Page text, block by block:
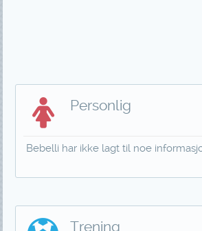
Personlig
Bebelli har ikke lagt til noe
Trening